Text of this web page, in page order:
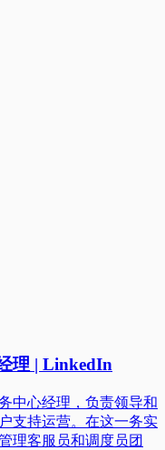
理 | LinkedIn
中心经理，负责领导和
支持运营。在这一务实
理客服员和调度员团